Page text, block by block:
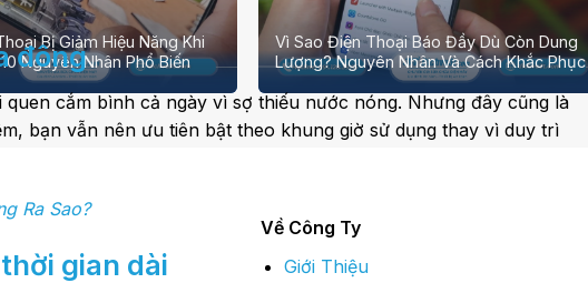
đông
cắm bình cả ngày vì sợ thiếu nước nóng. Nhưng đây cũng là
bạn vẫn nên ưu tiên bật theo khung giờ sử dụng thay vì duy trì
Ra Sao?
gian dài
Bị Giảm Hiệu Năng Khi
Nguyên Nhân Phổ Biến
Vì Sao Điện Thoại Báo Đầy Dù Còn Dung
Lượng? Nguyên Nhân Và Cách Khắc Phục
Về Công Ty
Giới Thiệu